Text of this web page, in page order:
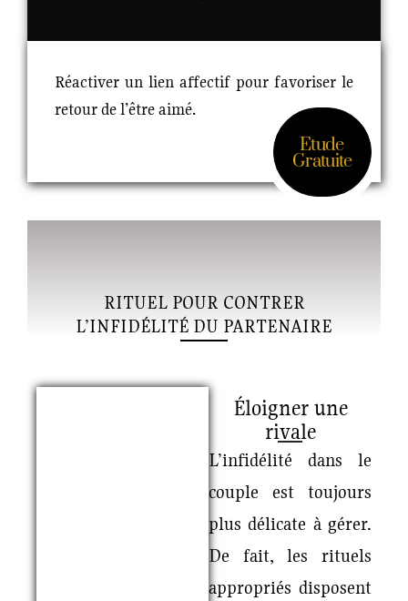
Réactiver un lien affectif pour favoriser le
retour de l’être aimé.
Etude
Gratuite
RITUEL POUR CONTRER
L’INFIDÉLITÉ DU PARTENAIRE
Éloigner une
rivale
L’infidélité dans le
couple est toujours
plus délicate à gérer.
De fait, les rituels
appropriés disposent